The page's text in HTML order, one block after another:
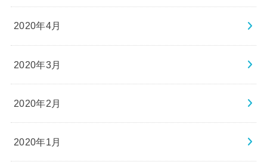
2020年4月
2020年3月
2020年2月
2020年1月